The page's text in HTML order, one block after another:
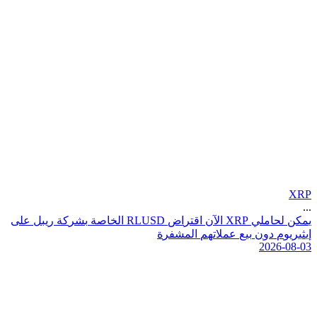
XRP
...
يمكن لحاملي XRP لن قتر ض RLUSD لخاصة بشر كة ر يبل على
يثير يوم دون بيع عملتهم لمشفر ة
2026-08-03